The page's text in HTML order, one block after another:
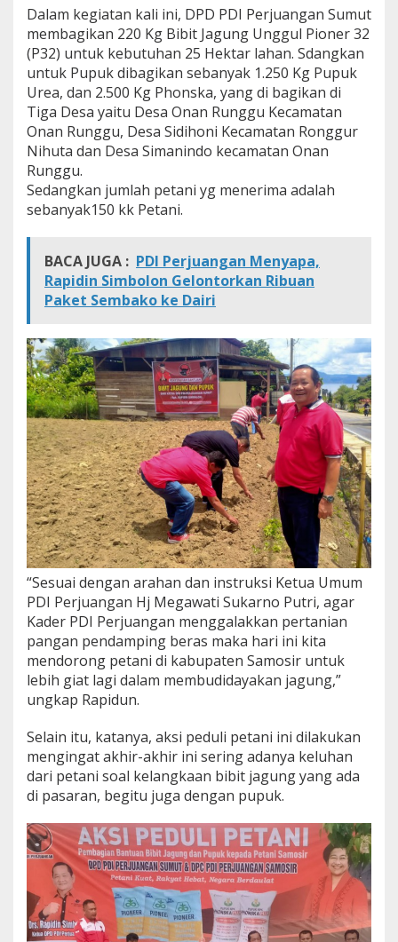
i
t
J
a
g
u
n
g
d
a
P
u
p
Dalam kegiatan kali ini, DPD PDI Perjuangan Sumut
membagikan 220 Kg Bibit Jagung Unggul Pioner 32
(P32) untuk kebutuhan 25 Hektar lahan. Sdangkan
untuk Pupuk dibagikan sebanyak 1.250 Kg Pupuk
Urea, dan 2.500 Kg Phonska, yang di bagikan di
Tiga Desa yaitu Desa Onan Runggu Kecamatan
Onan Runggu, Desa Sidihoni Kecamatan Ronggur
Nihuta dan Desa Simanindo kecamatan Onan
Runggu.
Sedangkan jumlah petani yg menerima adalah
sebanyak150 kk Petani.
BACA JUGA : PDI Perjuangan Menyapa,
Rapidin Simbolon Gelontorkan Ribuan
Paket Sembako ke Dairi
“Sesuai dengan arahan dan instruksi Ketua Umum
PDI Perjuangan Hj Megawati Sukarno Putri, agar
Kader PDI Perjuangan menggalakkan pertanian
pangan pendamping beras maka hari ini kita
mendorong petani di kabupaten Samosir untuk
lebih giat lagi dalam membudidayakan jagung,”
ungkap Rapidun.
Selain itu, katanya, aksi peduli petani ini dilakukan
mengingat akhir-akhir ini sering adanya keluhan
dari petani soal kelangkaan bibit jagung yang ada
di pasaran, begitu juga dengan pupuk.